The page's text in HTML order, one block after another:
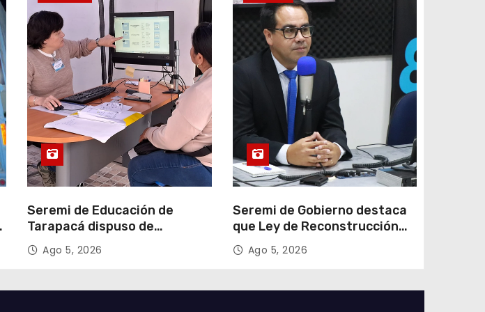
Seremi de Educación de
Tarapacá dispuso de
facilitadores para apoyar
proceso de Admisión Escolar
Ago 5, 2026
Seremi de Gobierno destaca
que Ley de Reconstrucción
Nacional impulsará la
inversión y el empleo en
Ago 5, 2026